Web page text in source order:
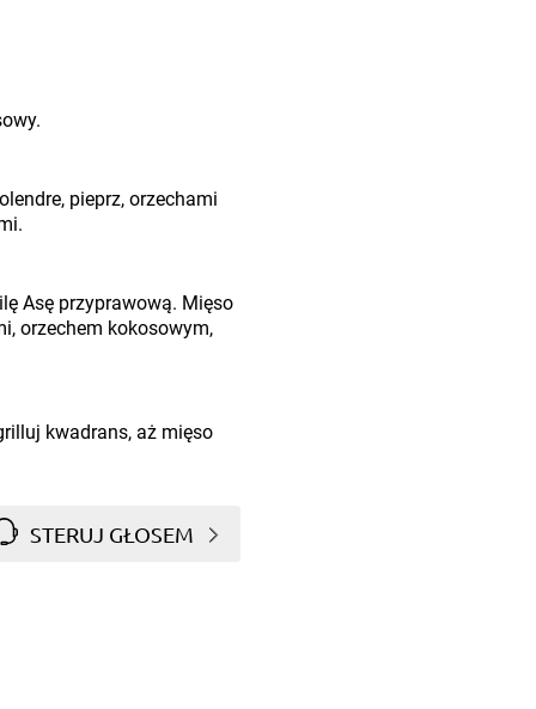
pieprz, orzechami
Asę przyprawową. Mięso
orzechem kokosowym,
kwadrans, aż mięso
STERUJ GŁOSEM